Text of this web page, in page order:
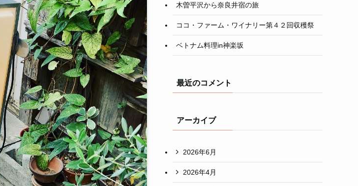
木曽平沢から奈良井宿の旅
ココ・ファーム・ワイナリー第４２回収穫祭
ベトナム料理in神楽坂
最近のコメント
アーカイブ
2026年6月
2026年4月